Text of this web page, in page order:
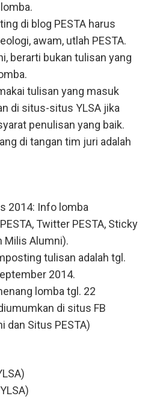
di blog PESTA harus
awam, utlah PESTA.
berarti bukan tulisan yang
tulisan yang masuk
di situs-situs YLSA jika
penulisan yang baik.
di tangan tim juri adalah
2014: Info lomba
Twitter PESTA, Sticky
Milis Alumni).
tulisan adalah tgl.
2014.
lomba tgl. 22
di situs FB
dan Situs PESTA)